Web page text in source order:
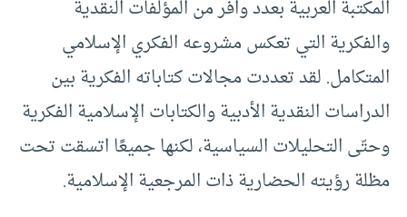
المكتبة العربية بعدد وافر من المؤلفات النقدية
والفكرية التي تعكس مشروعه الفكري الإسلامي
المتكامل. لقد تعددت مجالات كتاباته الفكرية بين
الدراسات النقدية الأدبية والكتابات الإسلامية الفكرية
وحتّى التحليلات السياسية، لكنها جميعًا اتسقت تحت
مظلة رؤيته الحضارية ذات المرجعية الإسلامية.